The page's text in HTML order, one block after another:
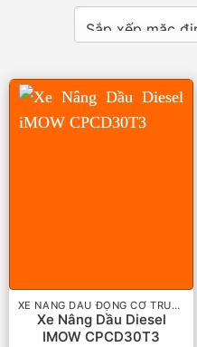
XE NÂNG DẦU ĐỘNG CƠ TRUNG QUỐC
Xe Nâng Dầu Diesel
IMOW CPCD30T3